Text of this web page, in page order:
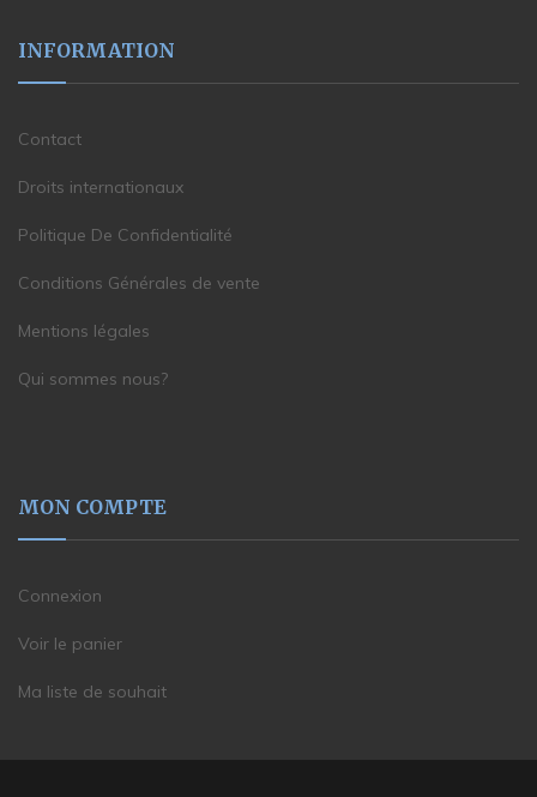
INFORMATION
Contact
Droits internationaux
Politique De Confidentialité
Conditions Générales de vente
Mentions légales
Qui sommes nous?
MON COMPTE
Connexion
Voir le panier
Ma liste de souhait